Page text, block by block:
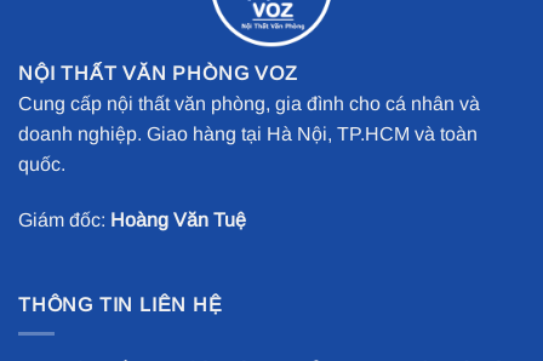
NỘI THẤT VĂN PHÒNG VOZ
Cung cấp nội thất văn phòng, gia đình cho cá nhân và
doanh nghiệp. Giao hàng tại Hà Nội, TP.HCM và toàn
quốc.
Giám đốc: Hoàng Văn Tuệ
THÔNG TIN LIÊN HỆ